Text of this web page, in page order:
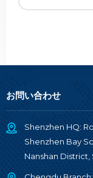
お問い合わせ
Shenzhen HQ:
Shenzhen Bay
Nanshan District,